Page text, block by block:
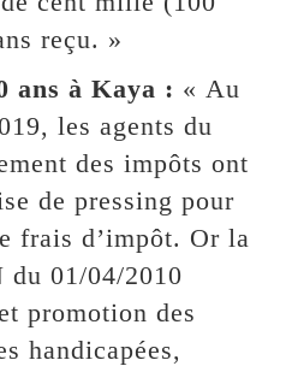
reçu. »
ans à Kaya : « Au
les agents du
des impôts ont
de pressing pour
frais d’impôt. Or la
du 01/04/2010
promotion des
handicapées,